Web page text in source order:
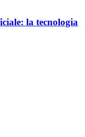
la tecnologia